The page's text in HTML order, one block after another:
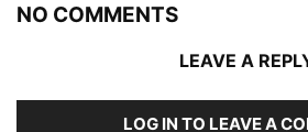
NO COMMENTS
LEAVE A
LOG IN TO LEAVE A